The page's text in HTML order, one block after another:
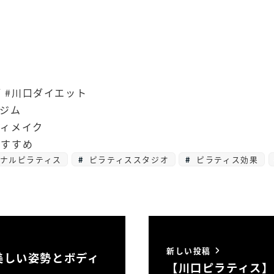
川口ダイエット
ム
メイク
すめ
ルピラティス ピラティススタジオ ピラティス効果
い姿勢とボディ
新しい投稿
【川口ピラティス